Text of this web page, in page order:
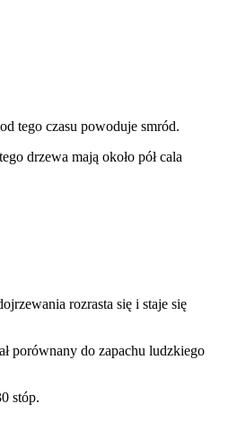
tego czasu powoduje smród.
drzewa mają około pół cala
rozrasta się i staje się
porównany do zapachu ludzkiego
stóp.